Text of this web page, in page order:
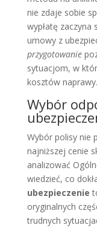
nie zdaje sobie
wypłatę zaczyna
umowy z
przygotowanie
sytuacjom, w
kosztów naprawy.
Wybór
Wybór polisy nie
najniższej cenie
analizować
wiedzieć, co
ubezpieczenie
oryginalnych
trudnych